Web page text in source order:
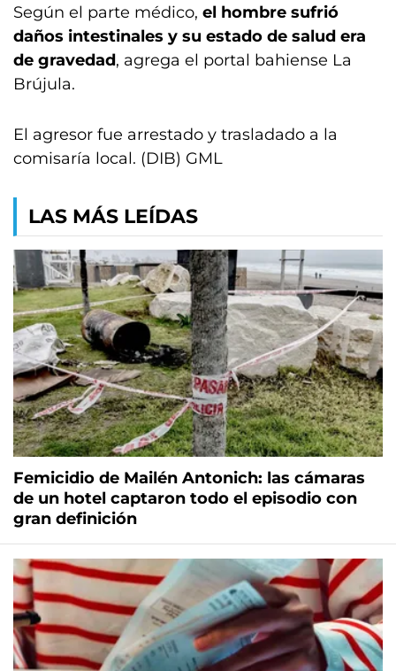
Según el parte médico, el hombre sufrió
daños intestinales y su estado de salud era
de gravedad, agrega el portal bahiense La
Brújula.
El agresor fue arrestado y trasladado a la
comisaría local. (DIB) GML
LAS MÁS LEÍDAS
Femicidio de Mailén Antonich: las cámaras
de un hotel captaron todo el episodio con
gran definición